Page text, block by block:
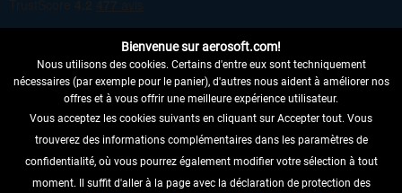
RENONCER AU CONTRAT ICI
INFORMATIONS
Bienvenue sur aerosoft.com!
Nous utilisons des cookies. Certains d'entre eux sont techniquement
nécessaires (par exemple pour le panier), d'autres nous aident à améliorer nos
offres et à vous offrir une meilleure expérience utilisateur.
Vous acceptez les cookies suivants en cliquant sur Accepter tout. Vous
trouverez des informations complémentaires dans les paramètres de
confidentialité, où vous pourrez également modifier votre sélection à tout
moment. Il suffit d'aller à la page avec la déclaration de protection des